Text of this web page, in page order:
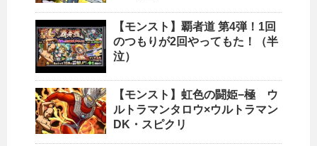
【モンスト】覇者道 第4弾！1回
のつもりが2回やってもた！（半
泣）
【モンスト】虹色の闘姫−極 ウ
ルトラマンタロウ×ウルトラマン
DK・スピクリ